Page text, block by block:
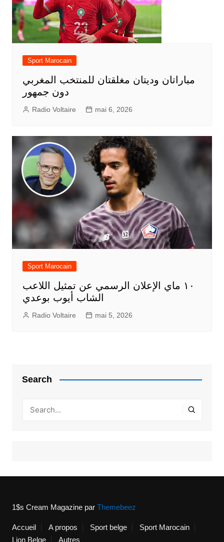
Sport Marocain
مباراتان وديتان مغلقتان للمنتخب المغربي
دون جمهور
Radio Voltaire mai 6, 2026
Sport Marocain
١٠ ماي الإعلان الرسمي عن تمثيل اللاعب
الشاب أيوب بوعدي
Radio Voltaire mai 5, 2026
Search
1$s Cream Magazinepar Themebeez
Accueil A propos Sport belge
Sport Marocain
Lion Belge
Autres